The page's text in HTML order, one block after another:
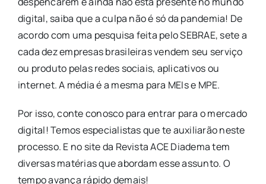
digital, saiba que a culpa não é só da pandemia! De
acordo com uma pesquisa feita pelo SEBRAE, sete a
cada dez empresas brasileiras vendem seu serviço
ou produto pelas redes sociais, aplicativos ou
internet. A média é a mesma para MEIs e MPE.
Por isso, conte conosco para entrar para o mercado
digital! Temos especialistas que te auxiliarão neste
processo. E no site da Revista ACE Diadema tem
diversas matérias que abordam esse assunto. O
tempo avança rápido demais!